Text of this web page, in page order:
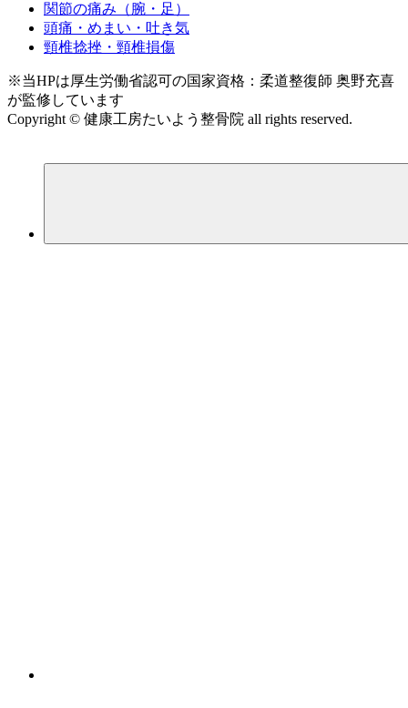
関節の痛み（腕・足）
頭痛・めまい・吐き気
頸椎捻挫・頸椎損傷
※当HPは厚生労働省認可の国家資格：柔道整復師 奥野充喜
が監修しています
Copyright © 健康工房たいよう整骨院 all rights reserved.